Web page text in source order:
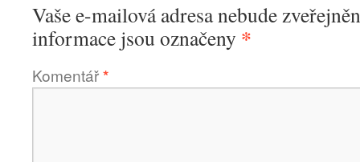
Vaše e-mailová adresa nebude
informace jsou označeny *
Komentář*